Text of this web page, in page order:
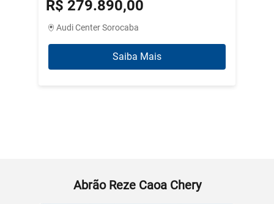
R$ 279.890,00
Audi Center Sorocaba
Saiba Mais
Abrão Reze Caoa Chery